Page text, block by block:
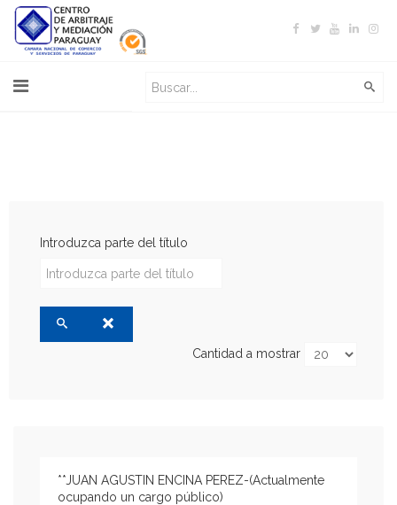
Introduzca parte del título
Cantidad a mostrar
**JUAN AGUSTIN ENCINA PEREZ-(Actualmente
ocupando un cargo público)